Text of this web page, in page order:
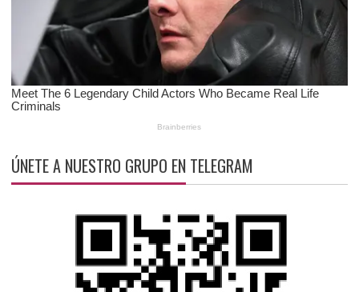
ÚNETE A NUESTRO GRUPO EN TELEGRAM